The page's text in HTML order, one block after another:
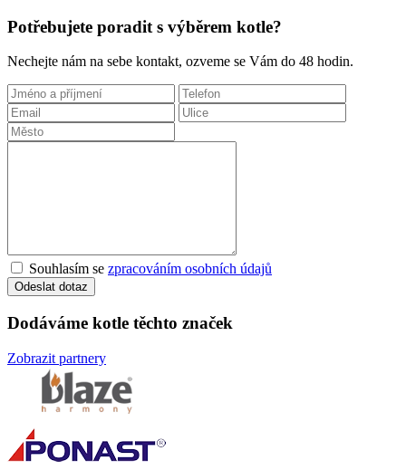
Potřebujete poradit s výběrem kotle?
Nechejte nám na sebe kontakt, ozveme se Vám do 48 hodin.
Souhlasím se zpracováním osobních údajů
Odeslat dotaz
Dodáváme kotle těchto značek
Zobrazit partnery